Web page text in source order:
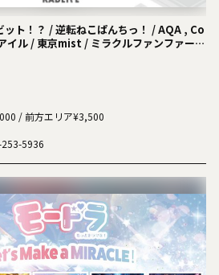
ット！？ / 逆転ねこぱんちっ！ / AQA , Co
イル / 東京mist / ミラクルファンファー
/ 前方エリア¥3,500
5936